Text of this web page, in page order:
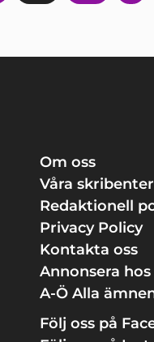
Om oss
Våra skribenter
Redaktionell
Privacy Policy
Kontakta oss
Annonsera hos
A-Ö Alla
Följ oss på